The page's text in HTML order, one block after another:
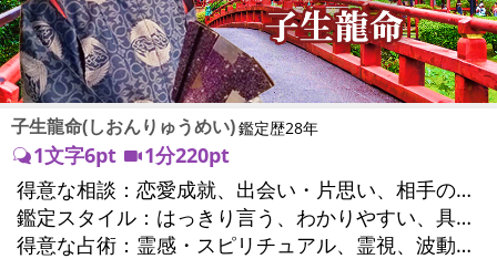
子生龍命(しおんりゅうめい)鑑定歴28年
1文字6pt
1分220pt
得意な相談：
恋愛成就、出会い・片思い、相手の気持ち、相性、縁結び、結婚、男心・女心、二人の今後、複雑な恋愛、三角関係、略奪愛、浮気、不倫、復活愛、復縁、離婚、人間関係、職場の人間関係、対人関係、仕事運、適職、転職、進路、就職、人生全般、経営相談、人事、開業、目標、ビジネスチャンス、ビジネスパートナー、パワーハラスメント、セクシャルハラスメント、家族関係、夫婦関係、家庭問題、夫婦問題、親族問題、育児・子育て、シングルマザー、ドメスティックバイオレンス、心の問題、うつ、トラウマ、ストレス、いじめ、人生相談、霊的問題、健康運、金運、金銭トラブル、ご近所問題、縁切り
鑑定スタイル：
はっきり言う、わかりやすい、具体的、的確、納得感、聞き上手、とても話しやすい、じっくり聞いてくれる、勇気をくれる、前向き・元気になれる
得意な占術：
霊感・スピリチュアル、霊視、波動修正、タロット、オラクルカード、手相、祈祷、祈願、縁結び、除霊、縁切り、ダウジング、ヒーリング、レイキ、カウンセリング、オリジナル占術